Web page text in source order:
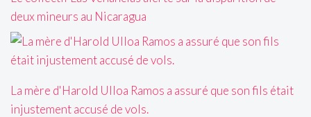
deux mineurs au Nicaragua
La mère d'Harold Ulloa Ramos a assuré que son fils était
injustement accusé de vols.